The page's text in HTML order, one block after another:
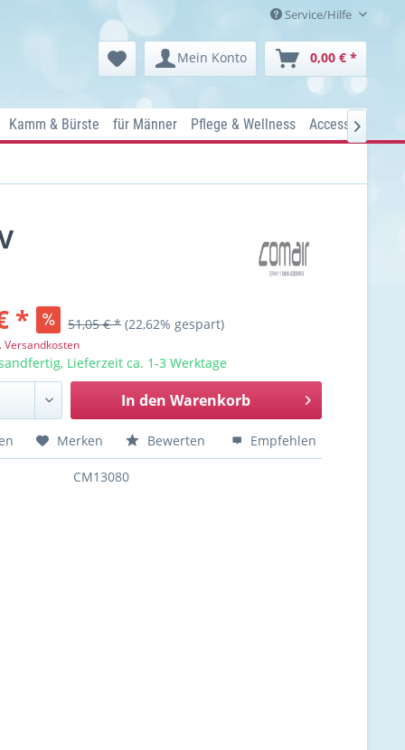
Service/Hilfe
Mein Konto 0,00 € *
Kamm & Bürste für Männer Pflege & Wellness Accessoires

* 51,05 € * (22,62% gespart)
Versandkosten
Lieferzeit ca. 1-3 Werktage
In den Warenkorb
Merken Bewerten Empfehlen
CM13080